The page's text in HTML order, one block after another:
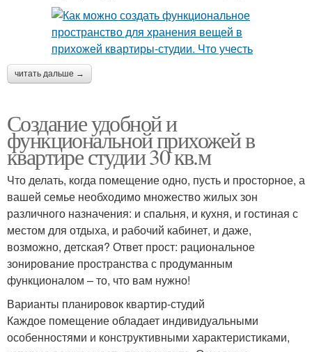
читать дальше →
Создание удобной и
функциональной прихожей в
квартире студии 30 кв.м
Что делать, когда помещение одно, пусть и просторное, а
вашей семье необходимо множество жилых зон
различного назначения: и спальня, и кухня, и гостиная с
местом для отдыха, и рабочий кабинет, и даже,
возможно, детская? Ответ прост: рациональное
зонирование пространства с продуманным
функционалом – то, что вам нужно!
Варианты планировок квартир-студий
Каждое помещение обладает индивидуальными
особенностями и конструктивными характеристиками,